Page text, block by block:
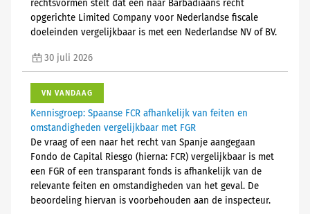
rechtsvormen stelt dat een naar Barbadiaans recht
opgerichte Limited Company voor Nederlandse fiscale
doeleinden vergelijkbaar is met een Nederlandse NV of BV.
30 juli 2026
VN VANDAAG
Kennisgroep: Spaanse FCR afhankelijk van feiten en
omstandigheden vergelijkbaar met FGR
De vraag of een naar het recht van Spanje aangegaan
Fondo de Capital Riesgo (hierna: FCR) vergelijkbaar is met
een FGR of een transparant fonds is afhankelijk van de
relevante feiten en omstandigheden van het geval. De
beoordeling hiervan is voorbehouden aan de inspecteur.